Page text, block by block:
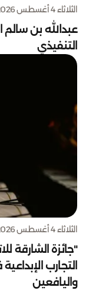
الثلاثاء 4 أغسطس 2026
عبدالله بن
التنفيذي
الثلاثاء 4 أغسطس 2026
"جائزة الشارقة
التجارب
واليافعين